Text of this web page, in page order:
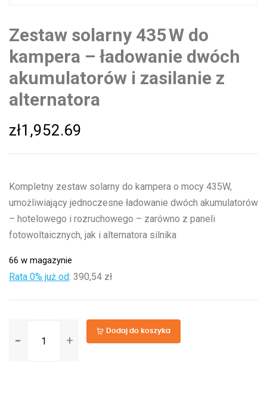
Zestaw solarny 435 W do
kampera – ładowanie dwóch
akumulatorów i zasilanie z
alternatora
zł1,952.69
Kompletny zestaw solarny do kampera o mocy 435W,
umożliwiający jednoczesne ładowanie dwóch akumulatorów
– hotelowego i rozruchowego – zarówno z paneli
fotowoltaicznych, jak i alternatora silnika
66 w magazynie
Rata 0% już od: 390,54 zł
Zestaw
Dodaj do koszyka